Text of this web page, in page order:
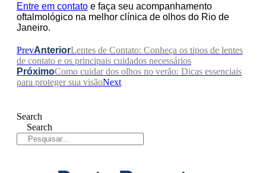
Entre em contato e faça seu acompanhamento
oftalmológico na melhor clínica de olhos do Rio de
Janeiro.
PrevAnteriorLentes de Contato: Conheça os tipos de lentes
de contato e os principais cuidados necessários
PróximoComo cuidar dos olhos no verão: Dicas essenciais
para proteger sua visãoNext
Search
Search